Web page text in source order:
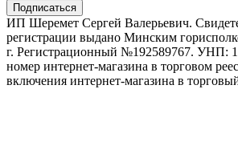
Подписаться
ИП Шеремет Сергей Валерьевич.
регистрации выдано Минским
г. Регистрационный №192589767. УНП:
номер интернет-магазина в торговом
включения интернет-магазина в